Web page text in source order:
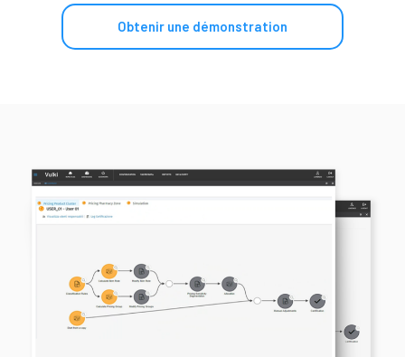
Obtenir une démonstration